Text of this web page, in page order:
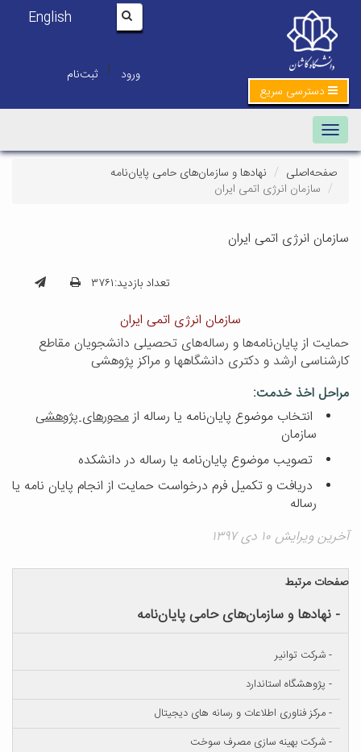
English
ورود | ثبت‌نام
دسترسی سریع
Toggle navigation
صفحه‌اصلی
نهادها و سازمان‌های حامی پایان‌نامه
سازمان انرژی اتمی ایران
سازمان انرژی اتمی ایران
تعداد بازدید:۳۷۶۱
سازمان انرژی اتمی ایران
حمایت از پایان‌نامه‌ها و رساله‌های تحصیلی دانشجویان مقاطع
کارشناسی ارشد و دکتری دانشگاهها و مراکز پژوهشی
مراحل اخذ خدمت:
انتخاب موضوع پایان‌نامه یا رساله ازمحورهای پژوهشی
سازمان
تصویب موضوع پایان‌نامه یا رساله در دانشکده
دریافت و تکمیل فرم درخواست حمایت از انجام پایان نامه یا
رساله
آخرین ویرایش ۱۰ دی ۱۳۹۷
صفحات مرتبط
- نهادها و سازمان‌های حامی پایان‌نامه
- شرکت توانیر
- پژوهشگاه استاندارد
- مرکز فناوری اطلاعات و رسانه های دیجیتال
- شرکت بهینه سازی مصرف سوخت